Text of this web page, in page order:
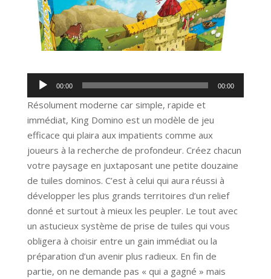
Lecteur
audio
00:00 00:00
Résolument moderne car simple, rapide et
immédiat, King Domino est un modèle de jeu
efficace qui plaira aux impatients comme aux
joueurs à la recherche de profondeur. Créez chacun
votre paysage en juxtaposant une petite douzaine
de tuiles dominos. C’est à celui qui aura réussi à
développer les plus grands territoires d’un relief
donné et surtout à mieux les peupler. Le tout avec
un astucieux système de prise de tuiles qui vous
obligera à choisir entre un gain immédiat ou la
préparation d’un avenir plus radieux. En fin de
partie, on ne demande pas « qui a gagné » mais